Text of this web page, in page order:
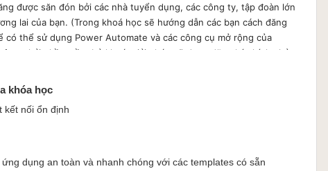
được săn đón bởi các nhà tuyển dụng, các công ty, tập đoàn lớn
lai của bạn. (Trong khoá học sẽ hướng dẫn các bạn cách đăng
có thể sử dụng Power Automate và các công cụ mở rộng của
phải phần mềm bẻ khoá, giải pháp sẽ được đăng ký chính chủ
tự động được hỗ trợ tốt để tự động hóa bởi Power Automate:
đặc biệt là Excel Online, Outlook, Word Online, Power Point
của bên thứ 3 như Slack, Trello, Twitter, Google Sheets, ...
hoặc giải pháp hỗ trợ API thông qua HTTP Connector
khóa học
kết nối ổn định
dụng an toàn và nhanh chóng với các templates có sẵn